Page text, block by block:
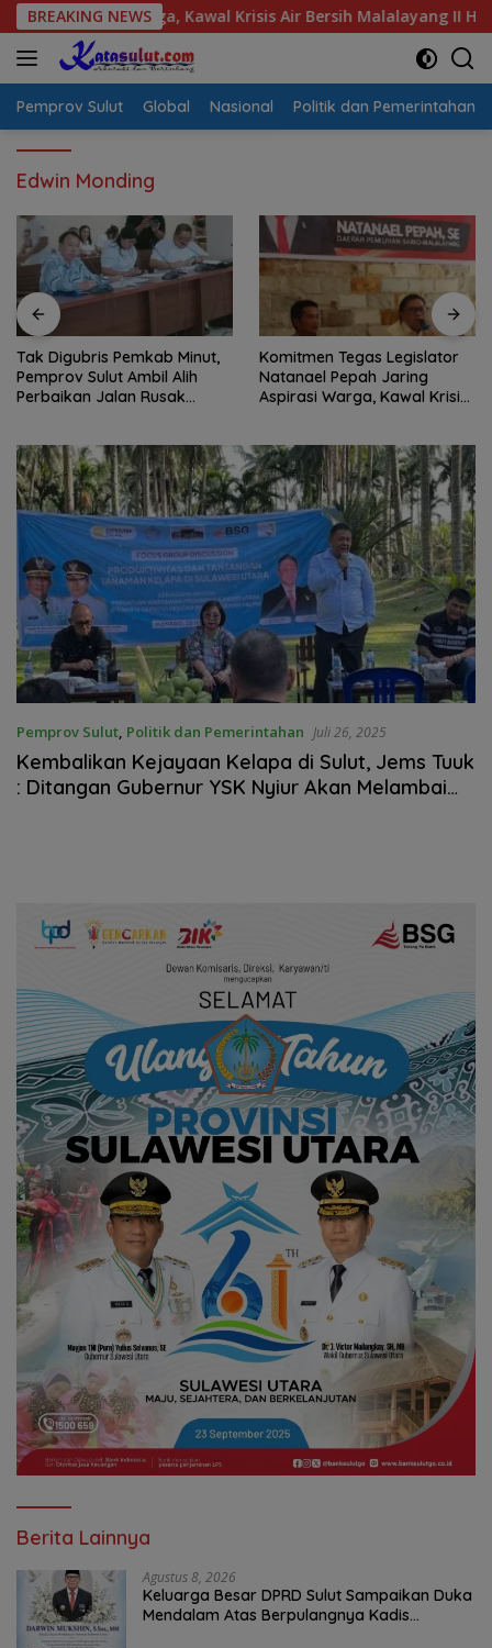
Langsung
ke
konten
BREAKING NEWS
Warga, Kawal Krisis Air Bersih Malalayang II Hingga
Pemprov Sulut Global Nasional Politik dan Pemerintahan
Edwin Monding
Tak Digubris Pemkab Minut,
Pemprov Sulut Ambil Alih
Perbaikan Jalan Rusak
Komitmen Tegas Legislator
Natanael Pepah Jaring
Aspirasi Warga, Kawal Krisis
Infrastruktur
Pemprov Sulut, Politik dan Pemerintahan Juli 26, 2025
Kembalikan Kejayaan Kelapa di Sulut, Jems Tuuk
: Ditangan Gubernur YSK Nyiur Akan Melambai
Berita Lainnya
Agustus 8, 2026
Keluarga Besar DPRD Sulut Sampaikan Duka
Mendalam Atas Berpulangnya Kadis